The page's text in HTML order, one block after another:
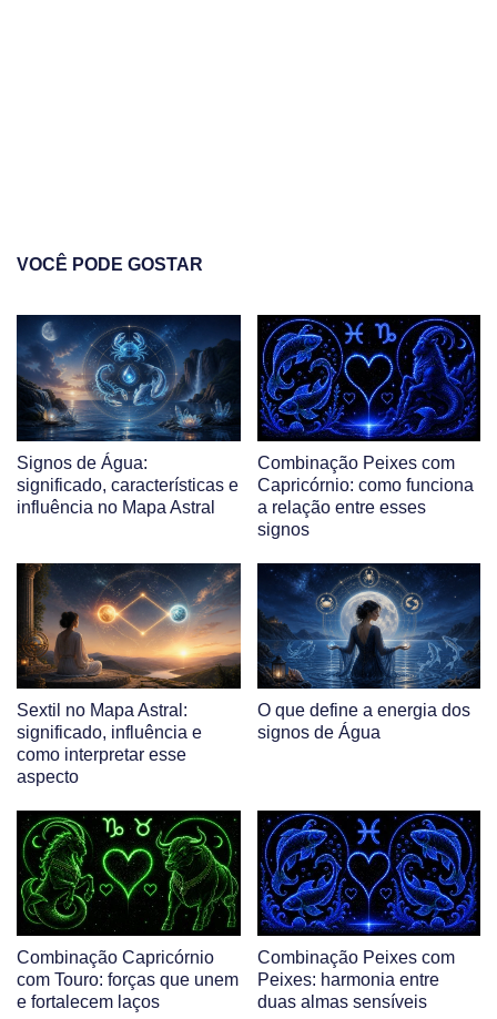
VOCÊ PODE GOSTAR
Signos de Água:
significado, características e
influência no Mapa Astral
Combinação Peixes com
Capricórnio: como funciona
a relação entre esses
signos
Sextil no Mapa Astral:
significado, influência e
como interpretar esse
aspecto
O que define a energia dos
signos de Água
Combinação Capricórnio
com Touro: forças que unem
e fortalecem laços
Combinação Peixes com
Peixes: harmonia entre
duas almas sensíveis